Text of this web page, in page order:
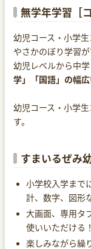
無学年学習［
幼児コース・小学
やさかのぼり学習
幼児レベルから中学
学」「国語」の幅広
幼児コース・小学
す。
すまいるぜみ
小学校入学まで
計、数字、図形
大画面、専用タ
使いいただける！
楽しみながら繰